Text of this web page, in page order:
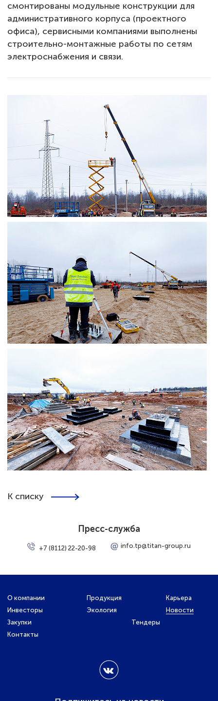
смонтированы модульные конструкции для
административного корпуса (проектного
офиса), сервисными компаниями выполнены
строительно-монтажные работы по сетям
электроснабжения и связи.
К списку
Пресс-служба
+7 (8112) 22-20-98 info.tp@titan-group.ru
О компании Продукция
Карьера
Инвесторы
Экология
Новости
Закупки
Тендеры
Контакты